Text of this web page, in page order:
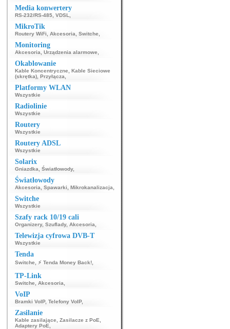
Media konwertery
RS-232/RS-485 VDSL
MikroTik
Routery WiFi Akcesoria Switche
Monitoring
Akcesoria Urządzenia alarmowe
Okablowanie
Kable Koncentryczne
Kable Sieciowe
(skrętka) Przyłącza
Platformy WLAN
Wszystkie
Radiolinie
Wszystkie
Routery
Wszystkie
Routery ADSL
Wszystkie
Solarix
Gniazdka Światłowody,
Światłowody
Akcesoria Spawarki Mikrokanalizacja
Switche
Wszystkie
Szafy rack 10/19 cali
Organizery, Szuflady, Akcesoria
Telewizja cyfrowa DVB-T
Wszystkie
Tenda
Switche ⚡ Tenda Money Back!
TP-Link
Switche Akcesoria
VoIP
Bramki VoIP, Telefony VoIP,
Zasilanie
Kable zasilające Zasilacze z PoE
Adaptery PoE